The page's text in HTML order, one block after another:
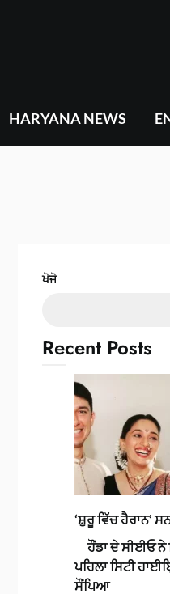
HARYANA NEWS
ਖੋਜੋ
Recent Posts
‘ਸ਼ੁਰੂ ਵਿੱਚ ਹੈਰਾਨ’
ਹੌਂਡਾ ਦੇ ਸੀਈਓ ਨੇ
ਪਹਿਲਾ ਸਿਟੀ
ਸੌਂਪਿਆ